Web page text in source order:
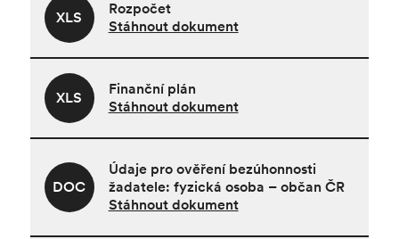
Rozpočet
Stáhnout dokument
XLS
Finanční plán
Stáhnout dokument
XLS
Údaje pro ověření bezúhonnosti
žadatele: fyzická osoba – občan ČR
Stáhnout dokument
DOC